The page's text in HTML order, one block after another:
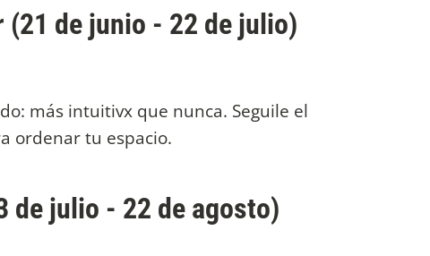
(21 de junio - 22 de julio)
más intuitivx que nunca. Seguile el
ordenar tu espacio.
de julio - 22 de agosto)